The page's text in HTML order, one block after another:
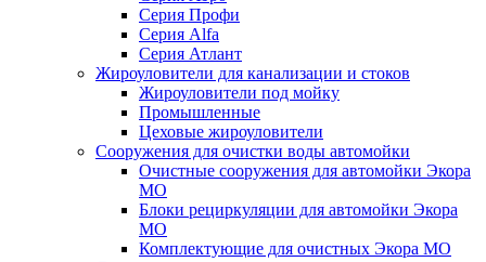
Серия Профи
Серия Alfa
Серия Атлант
Жироуловители для канализации и стоков
Жироуловители под мойку
Промышленные
Цеховые жироуловители
Сооружения для очистки воды автомойки
Очистные сооружения для автомойки Экора
МО
Блоки рециркуляции для автомойки Экора
МО
Комплектующие для очистных Экора МО